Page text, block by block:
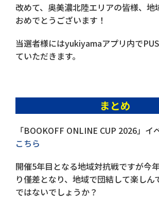
改めて、奥美濃北陸エリアの皆様、地
おめでとうございます！
当選者様にはyukiyamaアプリ内で
ていただきます。
まとめ
「BOOKOFF ONLINE CUP 2026」イ
こちら
開催5年目となる地域対抗戦ですが今
り僅差となり、地域で団結して楽しん
ではないでしょうか？